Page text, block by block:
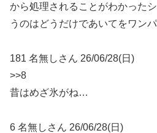
から処理されることがわかった
うのはどうだけであいてをワン
181 名無しさん 26/06/28(日)
>>8
昔はめざ氷がね…
6 名無しさん 26/06/28(日)